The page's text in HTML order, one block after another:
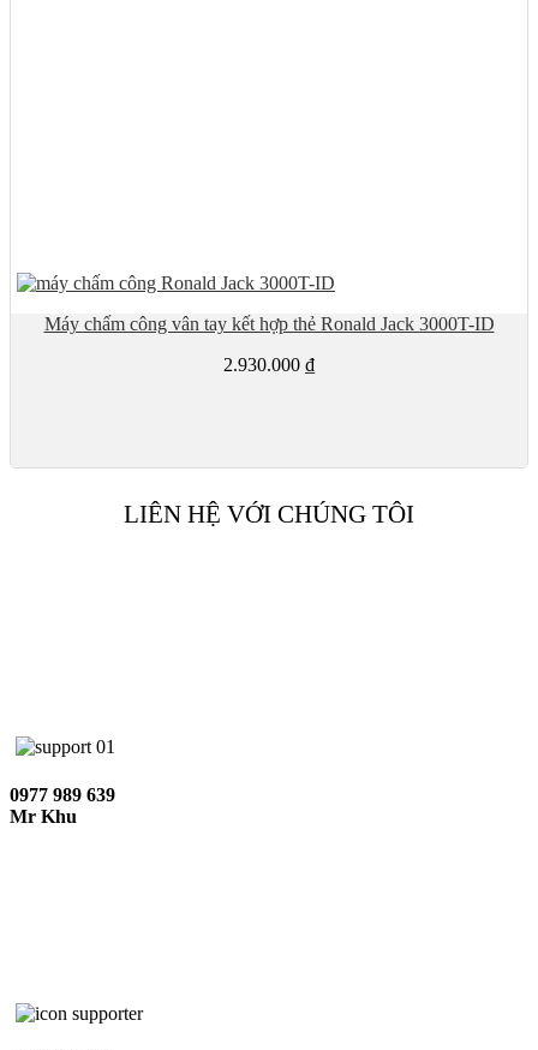
Máy chấm công vân tay kết hợp thẻ Ronald Jack 3000T-ID
2.930.000 ₫
LIÊN HỆ VỚI CHÚNG TÔI
0977 989 639
Mr Khu